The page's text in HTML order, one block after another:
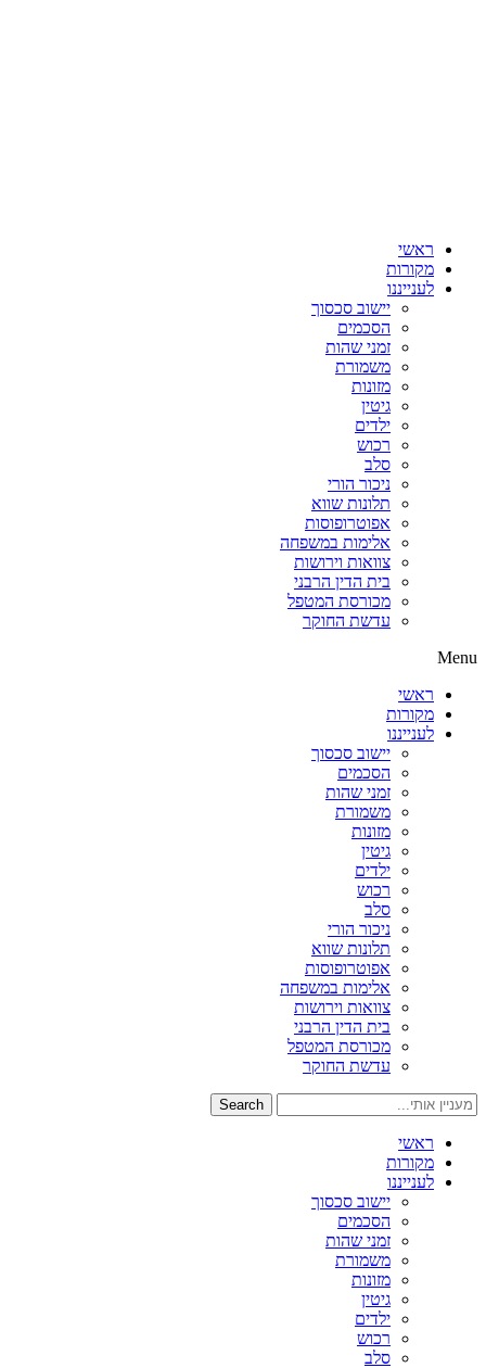
ראשי
מקורות
לענייננו
יישוב סכסוך
הסכמים
זמני שהות
משמורת
מזונות
גיטין
ילדים
רכוש
סלב
ניכור הורי
תלונות שווא
אפוטרופוסות
אלימות במשפחה
צוואות וירושות
בית הדין הרבני
מכורסת המטפל
עדשת החוקר
Menu
ראשי
מקורות
לענייננו
יישוב סכסוך
הסכמים
זמני שהות
משמורת
מזונות
גיטין
ילדים
רכוש
סלב
ניכור הורי
תלונות שווא
אפוטרופוסות
אלימות במשפחה
צוואות וירושות
בית הדין הרבני
מכורסת המטפל
עדשת החוקר
Search
ראשי
מקורות
לענייננו
יישוב סכסוך
הסכמים
זמני שהות
משמורת
מזונות
גיטין
ילדים
רכוש
סלב